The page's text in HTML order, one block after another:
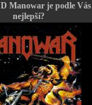
Manowar je podle Vás
nejlepší?